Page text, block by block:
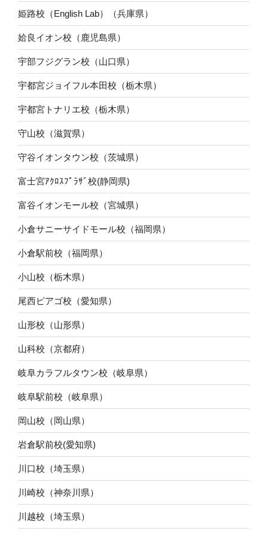
姫路校（English Lab）（兵庫県）
姶良イオン校（鹿児島県）
宇部フジグラン校（山口県）
宇都宮ジョイフル本田校（栃木県）
宇都宮トナリエ校（栃木県）
守山校（滋賀県）
守谷イオンタウン校（茨城県）
富士宮ｱｸﾛｽﾌﾟﾗｻﾞ校(静岡県)
富谷イオンモール校（宮城県）
小倉サニーサイドモール校（福岡県）
小倉駅前校（福岡県）
小山校（栃木県）
尾西ピアゴ校（愛知県）
山形校（山形県）
山科校（京都府）
岐阜カラフルタウン校（岐阜県）
岐阜駅前校（岐阜県）
岡山校（岡山県）
岩倉駅前校(愛知県)
川口校（埼玉県）
川崎校（神奈川県）
川越校（埼玉県）